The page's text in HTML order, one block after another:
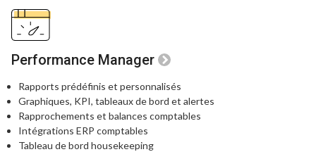
Performance Manager
Rapports prédéfinis et personnalisés
Graphiques, KPI, tableaux de bord et alertes
Rapprochements et balances comptables
Intégrations ERP comptables
Tableau de bord housekeeping